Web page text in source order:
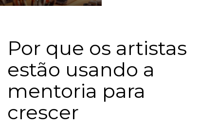
Por que os artistas
estão usando a
mentoria para
crescer